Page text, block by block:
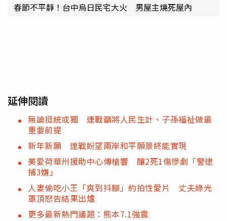
春節不平靜！台中烏日民宅大火 男屋主燒死屋內
延伸閱讀
無論挺統或獨 連戰籲將人民生計、子孫福祉做最
重要前提
新年新願 連戰盼望兩岸和平願景終能實現
美愛荷華州援助中心傳槍響 釀2死1傷慘劇「警逮
捕3嫌」
人妻偷吃小王「爽到抖腳」約拍性愛片 丈夫綠光
罩頂怒告結果出爐
更多最新熱門議題：熊本7.1強震